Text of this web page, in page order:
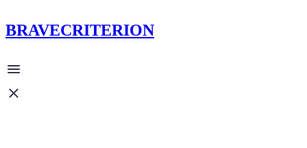
BRAVECRITERION